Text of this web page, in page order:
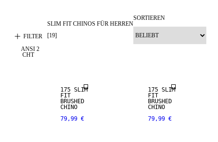
FILTER
SLIM FIT CHINOS FÜR HERREN
[19]
SORTIEREN
ANSI
CHT
2
175 SLIM
FIT
BRUSHED
CHINO
79,99 €
175 SLIM
FIT
BRUSHED
CHINO
79,99 €
NEW